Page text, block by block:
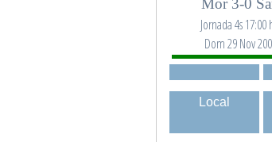
Jornada 4s 17:00
Dom 29 Nov
Local